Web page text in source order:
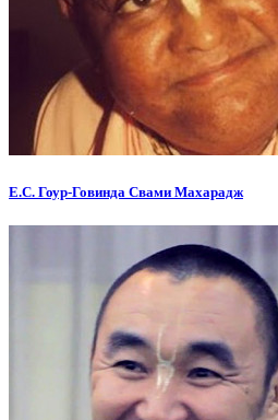
Е.С. Гоур-Говинда Свами Махарадж